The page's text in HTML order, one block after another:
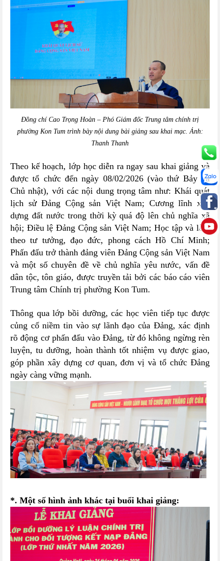
Đồng chí Cao Trọng Hoàn – Phó Giám đốc Trung tâm chính trị
phường Kon Tum trình bày nội dung bài giảng sau khai mạc. Ảnh:
Thanh Thanh
Theo kế hoạch, lớp học diễn ra ngay sau khai giảng và
được tổ chức đến ngày 08/02/2026 (vào thứ Bảy và
Chủ nhật), với các nội dung trọng tâm như: Khái quát
lịch sử Đảng Cộng sản Việt Nam; Cương lĩnh xây
dựng đất nước trong thời kỳ quá độ lên chủ nghĩa xã
hội; Điều lệ Đảng Cộng sản Việt Nam; Học tập và làm
theo tư tưởng, đạo đức, phong cách Hồ Chí Minh;
Phấn đấu trở thành đảng viên Đảng Cộng sản Việt Nam
và một số chuyên đề về chủ nghĩa yêu nước, vấn đề
dân tộc, tôn giáo, được truyền tải bởi các báo cáo viên
Trung tâm Chính trị phường Kon Tum.
Thông qua lớp bồi dưỡng, các học viên tiếp tục được
củng cố niềm tin vào sự lãnh đạo của Đảng, xác định
rõ động cơ phấn đấu vào Đảng, từ đó không ngừng rèn
luyện, tu dưỡng, hoàn thành tốt nhiệm vụ được giao,
góp phần xây dựng cơ quan, đơn vị và tổ chức Đảng
ngày càng vững mạnh.
*. Một số hình ảnh khác tại buổi khai giảng: